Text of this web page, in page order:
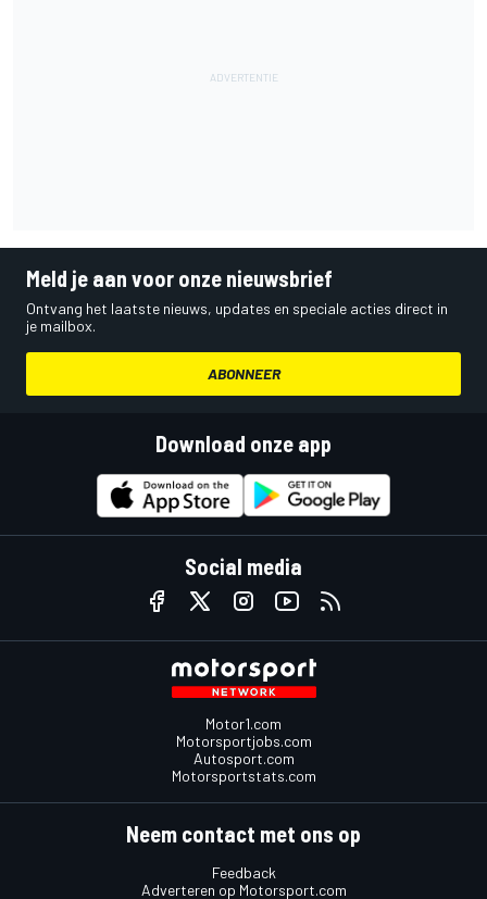
Meld je aan voor onze nieuwsbrief
Ontvang het laatste nieuws, updates en speciale acties direct in
je mailbox.
ABONNEER
Download onze app
Social media
Motor1.com
Motorsportjobs.com
Autosport.com
Motorsportstats.com
Neem contact met ons op
Feedback
Adverteren op Motorsport.com